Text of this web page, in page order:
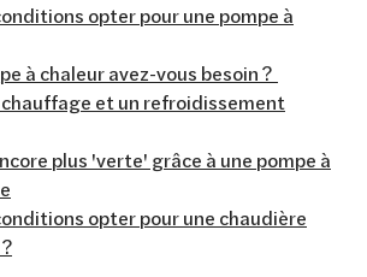
opter pour une pompe à
à chaleur avez-vous besoin ?
chauffage et un refroidissement
plus 'verte' grâce à une pompe à
opter pour une chaudière